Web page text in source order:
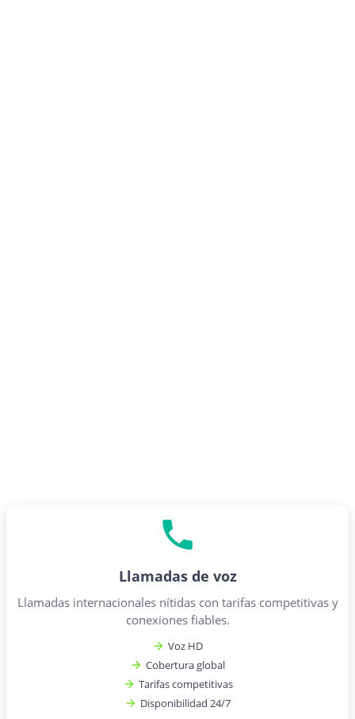
Llamadas de voz
Llamadas internacionales nítidas con tarifas competitivas y
conexiones fiables.
Voz HD
Cobertura global
Tarifas competitivas
Disponibilidad 24/7